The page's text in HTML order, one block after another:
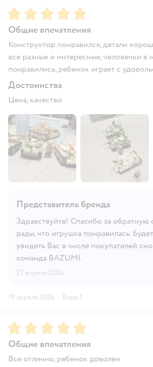
Рейтинг:5
Общие впечатления
Конструктор понравился, детали
все разные и интересные, человечки в
понравились, ребенок играет с
Достоинства
Цена, качество
Представитель бренда
Здравствуйте! Спасибо за обратную
рады, что игрушка понравилась.
увидеть Вас в числе покупателей
команда BAZUMI.
27 апреля 2026
19 апреля 2026 · Вера Г.
Рейтинг:5
Общие впечатления
Все отлично, ребенок доволен